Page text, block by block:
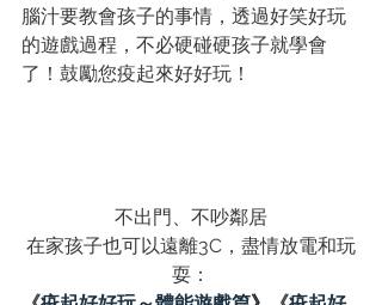
腦汁要教會孩子的事情，透過好笑好玩
的遊戲過程，不必硬碰硬孩子就學會
了！鼓勵您疫起來好好玩！
不出門、不吵鄰居
在家孩子也可以遠離3C，盡情放電和玩
耍：